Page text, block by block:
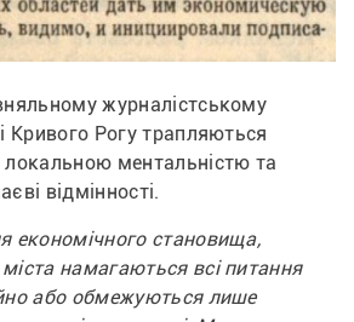
журналістському
Кривого Рогу трапляються
ментальністю та
відмінності.
економічного становища,
намагаються всі питання
або обмежуються лише